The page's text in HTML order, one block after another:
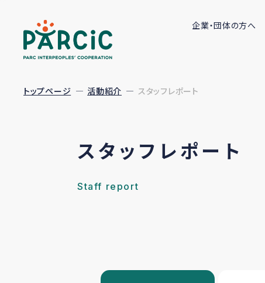
企業・団体の方へ
トップページ 活動紹介 スタッフレポート
スタッフレポート
Staff report